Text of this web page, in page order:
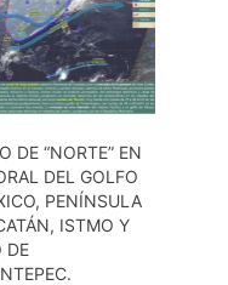
DE “NORTE” EN
DEL GOLFO
PENÍNSULA
ISTMO Y
DE